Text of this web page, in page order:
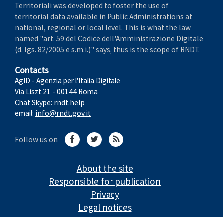
Territoriali was developed to foster the use of
territorial data available in Public Administrations at
national, regional or local level. This is what the law
named "art. 59 del Codice dell'Amministrazione Digitale
(d. lgs. 82/2005 e s.m.i.)" says, thus is the scope of RNDT.
Contacts
AgID - Agenzia per l'Italia Digitale
Via Liszt 21 - 00144 Roma
Chat Skype: rndt.help
email: info@rndt.gov.it
Follow us on
About the site
Responsible for publication
Privacy
Legal notices